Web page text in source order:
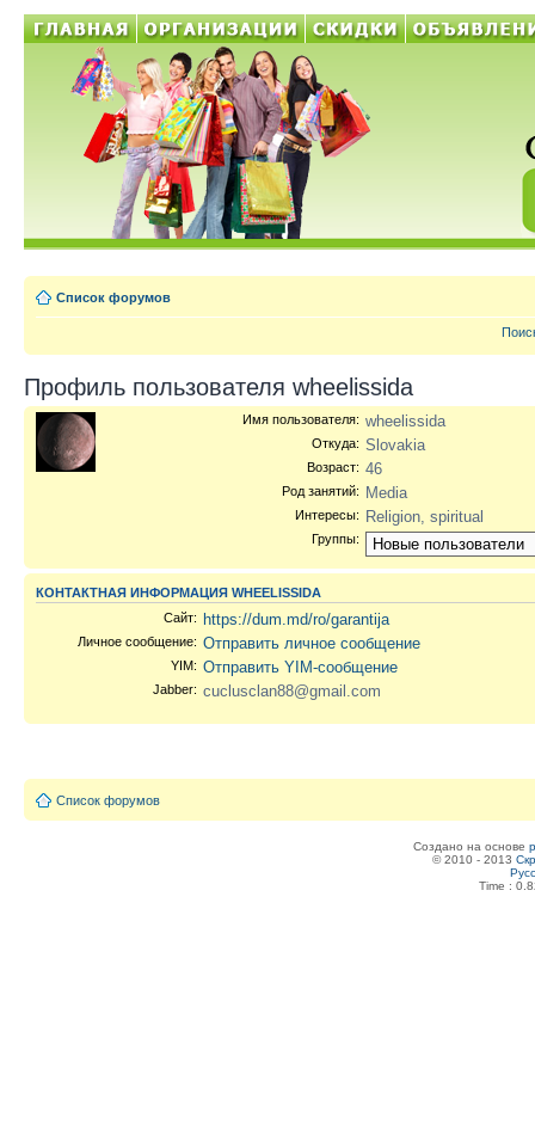
Список форумов
Профиль пользователя wheelissida
Имя пользователя: wheelissida
Откуда: Slovakia
Возраст: 46
Род занятий: Media
Интересы: Religion, spiritual
Группы:
КОНТАКТНАЯ ИНФОРМАЦИЯ WHEELISSIDA
Сайт: https://dum.md/ro/garantija
Личное сообщение: Отправить личное сообщение
YIM: Отправить YIM-сообщение
Jabber: cuclusclan88@gmail.com
Список форумов
Создано на основе
© 2010 - 2013
Time :